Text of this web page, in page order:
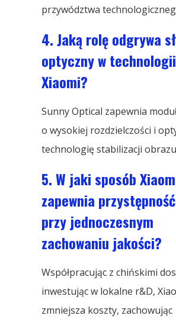
przywództwa
4. Jaką rolę odgrywa
optyczny w
Xiaomi?
Sunny Optical zapewnia
o wysokiej rozdzielczości i
technologię stabilizacji
5. W jaki sposób
zapewnia
przy jednoczesnym
zachowaniu jakości?
Współpracując z chińskimi
inwestując w lokalne r&D,
zmniejsza koszty, zachowując